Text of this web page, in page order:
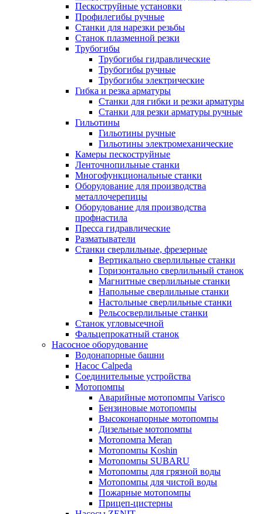
Пескоструйные установки
Профилегибы ручные
Станки для нарезки резьбы
Станок плазменной резки
Трубогибы
Трубогибы гидравлические
Трубогибы ручные
Трубогибы электрические
Гибка и резка арматуры
Станки для гибки и резки арматуры
Станки для резки арматуры ручные
Гильотины
Гильотины ручные
Гильотины электромеханические
Камеры пескоструйные
Ленточнопильные станки
Многофункциональные станки
Оборудование для производства
металлочерепицы
Оборудование для производства
профнастила
Пресса гидравлические
Разматыватели
Станки сверлильные, фрезерные
Вертикально сверлильные станки
Горизонтально сверлильный станок
Магнитные сверлильные станки
Напольные сверлильные станки
Настольные сверлильные станки
Рельсосверлильные станки
Станок угловысечной
Фальцепрокатный станок
Насосное оборудование
Водонапорные башни
Насос Calpeda
Соединительные устройства
Мотопомпы
Аварийные мотопомпы Varisco
Бензиновые мотопомпы
Высоконапорные мотопомпы
Дизельные мотопомпы
Мотопомпа Meran
Мотопомпы Koshin
Мотопомпы SUBARU
Мотопомпы для грязной воды
Мотопомпы для чистой воды
Пожарные мотопомпы
Прицеп-цистерны